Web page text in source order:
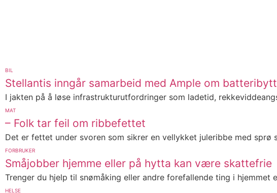
BIL
Stellantis inngår samarbeid med Ample om
I jakten på å løse infrastrukturutfordringer som ladetid,
MAT
– Folk tar feil om ribbefettet
Det er fettet under svoren som sikrer en vellykket juleribbe med sprø
FORBRUKER
Småjobber hjemme eller på hytta kan være skattefrie
Trenger du hjelp til snømåking eller andre forefallende ting i hjemmet
HELSE